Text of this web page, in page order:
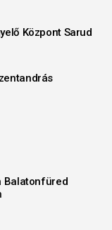
Központ Sarud
Balatonfüred